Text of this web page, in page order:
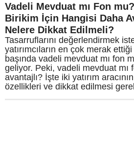
Vadeli Mevduat mı Fon
Birikim İçin Hangisi Daha
Nelere Dikkat Edilmeli?
Tasarruflarını değerlendirmek
yatırımcıların en çok merak
başında vadeli mevduat mı fon
geliyor. Peki, vadeli mevduat mı
avantajlı? İşte iki yatırım
özellikleri ve dikkat edilmesi